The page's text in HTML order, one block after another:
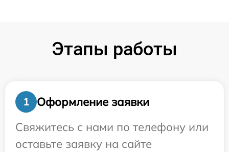
Этапы работы
1
Оформление заявки
Свяжитесь с нами по телефону или
оставьте заявку на сайте